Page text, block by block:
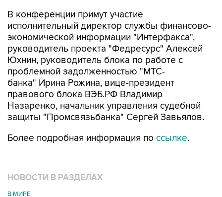
В конференции примут участие
исполнительный директор службы финансово-
экономической информации "Интерфакса",
руководитель проекта "Федресурс" Алексей
Юхнин, руководитель блока по работе с
проблемной задолженностью "МТС-
банка" Ирина Рожина, вице-президент
правового блока ВЭБ.РФ Владимир
Назаренко, начальник управления судебной
защиты "Промсвязьбанка" Сергей Завьялов.
Более подробная информация по ссылке.
НОВОСТИ В РАЗДЕЛАХ
В МИРЕ